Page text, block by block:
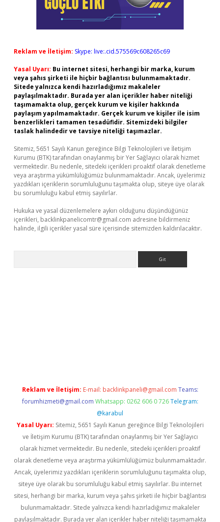
Reklam ve İletişim: Skype: live:.cid.575569c608265c69
Yasal Uyarı: Bu internet sitesi, herhangi bir marka, kurum
veya şahıs şirketi ile hiçbir bağlantısı bulunmamaktadır.
Sitede yalnızca kendi hazırladığımız makaleler
paylaşılmaktadır. Burada yer alan içerikler haber niteliği
taşımamakta olup, gerçek kurum ve kişiler hakkında
paylaşım yapılmamaktadır. Gerçek kurum ve kişiler ile isim
benzerlikleri tamamen tesadüfidir. Sitemizdeki bilgiler
taslak halindedir ve tavsiye niteliği taşımazlar.
Sitemiz, 5651 Sayılı Kanun gereğince Bilgi Teknolojileri ve İletişim
Kurumu (BTK) tarafından onaylanmış bir Yer Sağlayıcı olarak hizmet
vermektedir. Bu nedenle, sitedeki içerikleri proaktif olarak denetleme
veya araştırma yükümlülüğümüz bulunmamaktadır. Ancak, üyelerimiz
yazdıkları içeriklerin sorumluluğunu taşımakta olup, siteye üye olarak
bu sorumluluğu kabul etmiş sayılırlar.
Hukuka ve yasal düzenlemelere aykırı olduğunu düşündüğünüz
içerikleri, backlinkpanelicomtr@gmail.com adresine bildirmeniz
halinde, ilgili içerikler yasal süre içerisinde sitemizden kaldırılacaktır.
Reklam ve İletişim: E-mail: backlinkpaneli@gmail.com Teams:
forumhizmeti@gmail.com Whatsapp: 0262 606 0 726 Telegram:
@karabul
Yasal Uyarı: Sitemiz, 5651 Sayılı Kanun gereğince Bilgi Teknolojileri
ve İletişim Kurumu (BTK) tarafından onaylanmış bir Yer Sağlayıcı
olarak hizmet vermektedir. Bu nedenle, sitedeki içerikleri proaktif
olarak denetleme veya araştırma yükümlülüğümüz bulunmamaktadır.
Ancak, üyelerimiz yazdıkları içeriklerin sorumluluğunu taşımakta olup,
siteye üye olarak bu sorumluluğu kabul etmiş sayılırlar. Bu internet
sitesi, herhangi bir marka, kurum veya şahıs şirketi ile hiçbir bağlantısı
bulunmamaktadır. Sitede yalnızca kendi hazırladığımız makaleler
paylaşılmaktadır. Burada yer alan içerikler haber niteliği taşımamakta